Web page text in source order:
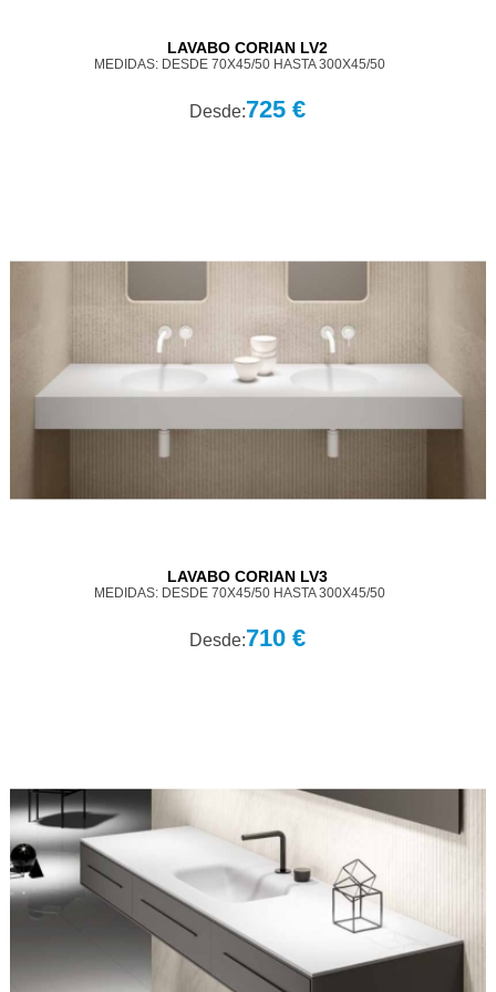
LAVABO CORIAN LV2
MEDIDAS: DESDE 70X45/50 HASTA 300X45/50
Desde:725 €
LAVABO CORIAN LV3
MEDIDAS: DESDE 70X45/50 HASTA 300X45/50
Desde:710 €